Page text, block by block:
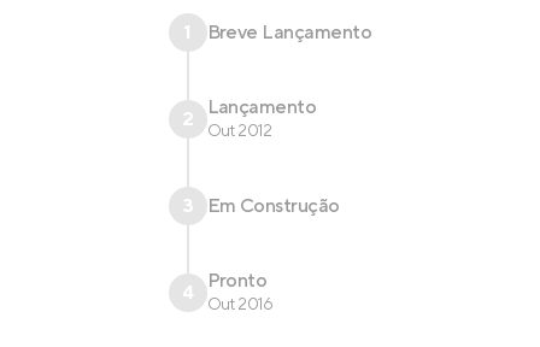
1 Breve Lançamento
2 Lançamento
Out 2012
3 Em Construção
4 Pronto
Out 2016